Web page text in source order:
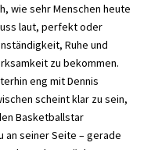
wie sehr Menschen heute
laut, perfekt oder
Ruhe und
zu bekommen.
eng mit Dennis
scheint klar zu sein,
Basketballstar
an seiner Seite – gerade